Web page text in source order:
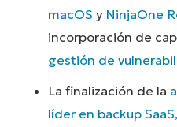
macOS y NinjaOne
incorporación de
gestión de
La finalización de la
líder en backup SaaS,